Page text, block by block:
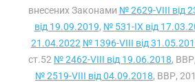
внесених Законами № 2629-VIII від
від 19.09.2019, № 531-IX від
21.04.2022 № 1396-VIII від
ст.52 № 2462-VIII від 19.06.2018,
№ 2519-VIII від 04.09.2018, ВВР,